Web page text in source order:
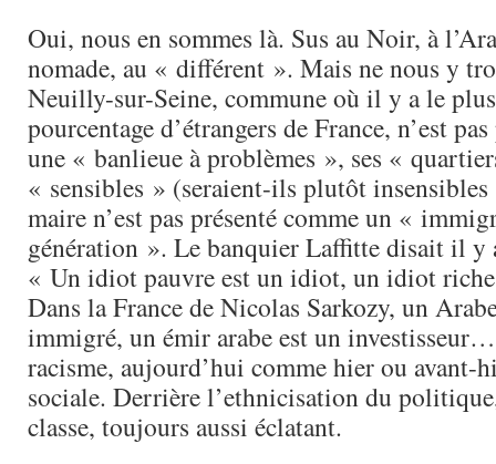
Oui, nous en sommes là. Sus au Noir, à
nomade, au « différent ». Mais ne nous y
Neuilly-sur-Seine, commune où il y a le
pourcentage d’étrangers de France, n’est
une « banlieue à problèmes », ses «
« sensibles » (seraient-ils plutôt insensibles
maire n’est pas présenté comme un «
génération ». Le banquier Laffitte disait il y
« Un idiot pauvre est un idiot, un idiot
Dans la France de Nicolas Sarkozy, un
immigré, un émir arabe est un
racisme, aujourd’hui comme hier ou avant-
sociale. Derrière l’ethnicisation du
classe, toujours aussi éclatant.